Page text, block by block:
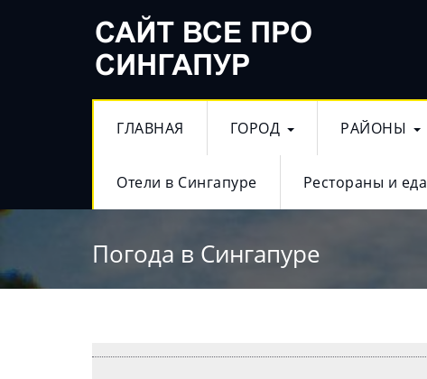
ГЛАВНАЯ ГОРОД РАЙОНЫ
Отели в Сингапуре Рестораны и еда
Погода в Сингапуре